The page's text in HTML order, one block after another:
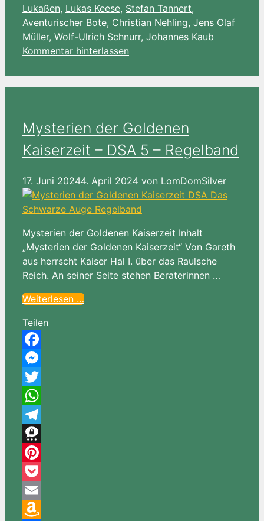
Lukaßen, Lukas Keese, Stefan Tannert,
Aventurischer Bote, Christian Nehling, Jens Olaf
Müller, Wolf-Ulrich Schnurr, Johannes Kaub
Kommentar hinterlassen
Mysterien der Goldenen
Kaiserzeit – DSA 5 – Regelband
17. Juni 20244. April 2024 von LomDomSilver
Mysterien der Goldenen Kaiserzeit Inhalt
„Mysterien der Goldenen Kaiserzeit“ Von Gareth
aus herrscht Kaiser Hal I. über das Raulsche
Reich. An seiner Seite stehen Beraterinnen …
Weiterlesen …
Teilen
Facebook
Messenger
Twitter
WhatsApp
Telegram
Threema
Pinterest
Pocket
Email